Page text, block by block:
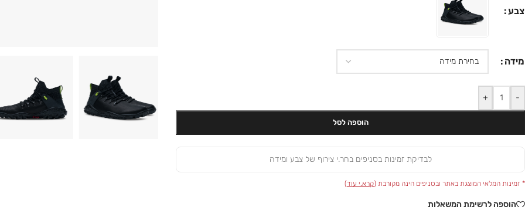
צבע
מידה
-
+
הוספה לסל
לבדיקת זמינות בסניפים בחר.י צירוף של צבע ומידה
* זמינות המלאי המוצגת באתר ובסניפים הינה מקורבת (קרא.י עוד)
הוספה לרשימת המשאלות